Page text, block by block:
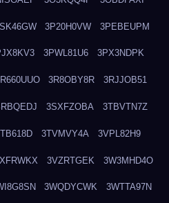
3P20H0VW 3PEBEUPM
3PWL81U6 3PX3NDPK
3R8OBY8R 3RJJOB51
3SXFZOBA 3TBVTN7Z
3TVMVY4A 3VPL82H9
3VZRTGEK 3W3MHD4O
3WQDYCWK 3WTTA97N